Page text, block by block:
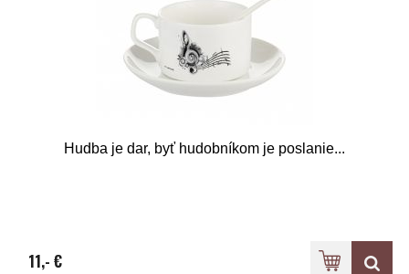
Hudba je dar, byť hudobníkom je poslanie...
11,- €